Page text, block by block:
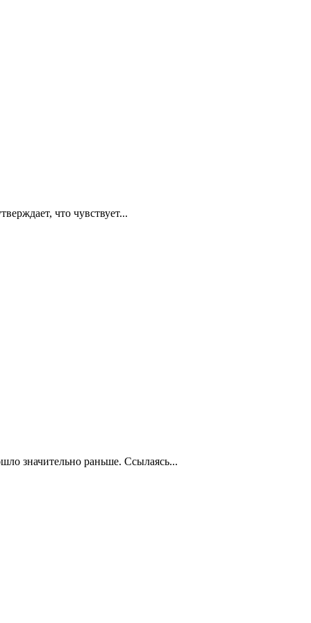
что чувствует...
значительно раньше. Ссылаясь...